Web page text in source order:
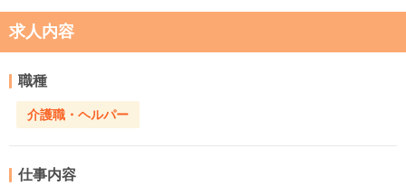
求人内容
職種
介護職・ヘルパー
仕事内容